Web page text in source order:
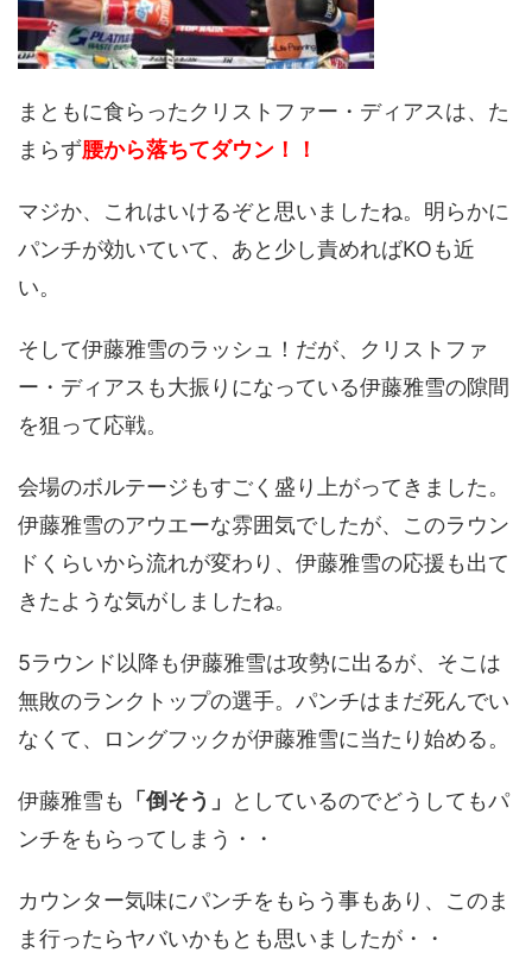
まともに食らったクリストファー・ディアスは、た
まらず腰から落ちてダウン！！
マジか、これはいけるぞと思いましたね。明らかに
パンチが効いていて、あと少し責めればKOも近
い。
そして伊藤雅雪のラッシュ！だが、クリストファ
ー・ディアスも大振りになっている伊藤雅雪の隙間
を狙って応戦。
会場のボルテージもすごく盛り上がってきました。
伊藤雅雪のアウエーな雰囲気でしたが、このラウン
ドくらいから流れが変わり、伊藤雅雪の応援も出て
きたような気がしましたね。
5ラウンド以降も伊藤雅雪は攻勢に出るが、そこは
無敗のランクトップの選手。パンチはまだ死んでい
なくて、ロングフックが伊藤雅雪に当たり始める。
伊藤雅雪も 「倒そう」
としているのでどうしてもパ
ンチをもらってしまう・・
カウンター気味にパンチをもらう事もあり、このま
ま行ったらヤバいかもとも思いましたが・・